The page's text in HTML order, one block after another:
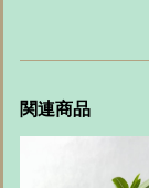
関連商品